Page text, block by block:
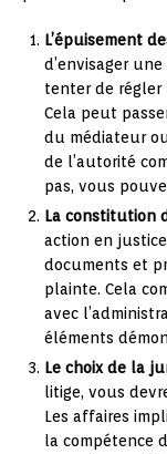
L’épuisement
d’envisager
tenter de régler
Cela peut
du médiateur
de l’autorité
pas, vous
La constitution
action en
documents et
plainte. Cela
avec
éléments
Le choix de la
litige, vous
Les affaires
la compétence